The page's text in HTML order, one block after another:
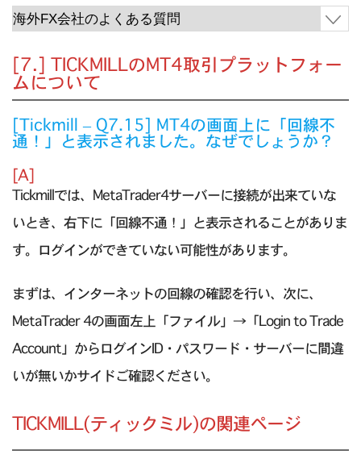
[7.] TICKMILLのMT4取引プラットフォー
ムについて
[Tickmill – Q7.15] MT4の画面上に「回線不
通！」と表示されました。なぜでしょうか？
[A]
Tickmillでは、MetaTrader4サーバーに接続が出来ていな
いとき、右下に「回線不通！」と表示されることがありま
す。ログインができていない可能性があります。
まずは、インターネットの回線の確認を行い、次に、
MetaTrader 4の画面左上「ファイル」→「Login to Trade
Account」からログインID・パスワード・サーバーに間違
いが無いかサイドご確認ください。
TICKMILL(ティックミル)の関連ページ